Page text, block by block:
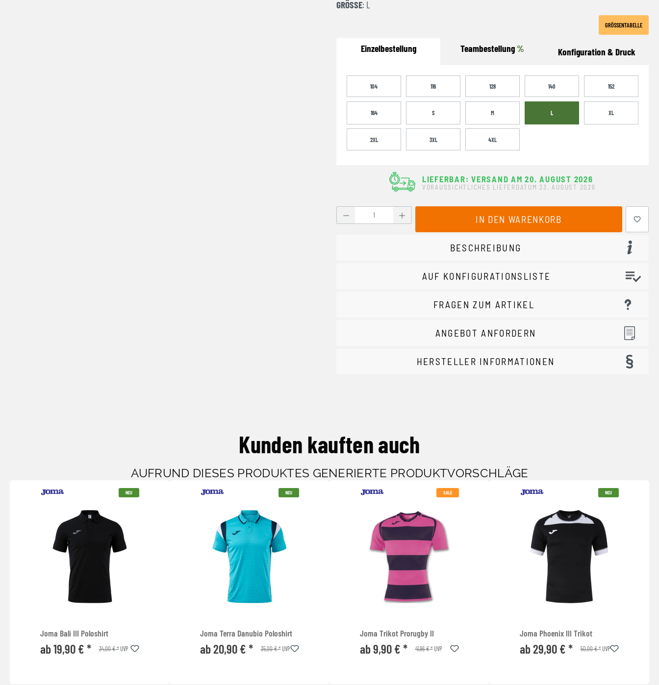
GRÖSSE : L
GRÖSSENTABELLE
Einzelbestellung Teambestellung % Konfiguration & Druck
104 116 128 140 152
164 S M L XL
2XL 3XL 4XL
LIEFERBAR: VERSAND AM 20. AUGUST 2026
VORAUSSICHTLICHES LIEFERDATUM 23. AUGUST 2026
Produkt Anzahl: Gib den gewünschten Wert ein oder benutze die Schaltflächen
IN DEN WARENKORB
BESCHREIBUNG
AUF KONFIGURATIONSLISTE
FRAGEN ZUM ARTIKEL
ANGEBOT ANFORDERN
HERSTELLER INFORMATIONEN
Kunden kauften auch
AUFRUND DIESES PRODUKTES GENERIERTE PRODUKTVORSCHLÄGE
NEU
Joma Bali III Poloshirt
ab 19,90 € * 34,00 € *UVP
NEU
Joma Terra Danubio Poloshirt
ab 20,90 € * 35,00 € *UVP
SALE
Joma Trikot Prorugby II
ab 9,90 € * 41,96 € *UVP
NEU
Joma Phoenix III Trikot
ab 29,90 € * 50,00 € *UVP